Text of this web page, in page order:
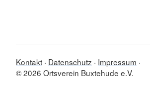
Kontakt Datenschutz
Impressum
© 2026 Ortsverein Buxtehude e.V.